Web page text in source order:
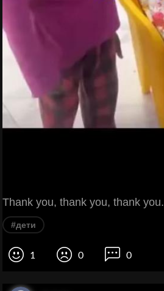
Thank you, thank you, thank you.
#дети
1 0 0